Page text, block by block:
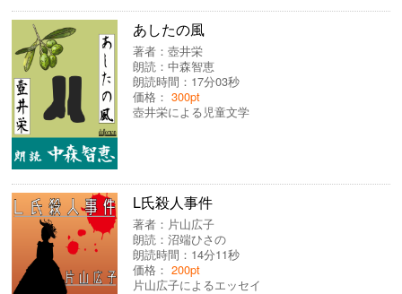
あしたの風
著者：壺井栄
朗読：中森智恵
朗読時間：17分03秒
価格：300pt
壺井栄による児童文学
L氏殺人事件
著者： 片山広子
朗読：沼端ひさの
朗読時間：14分11秒
価格：200pt
片山広子によるエッセイ